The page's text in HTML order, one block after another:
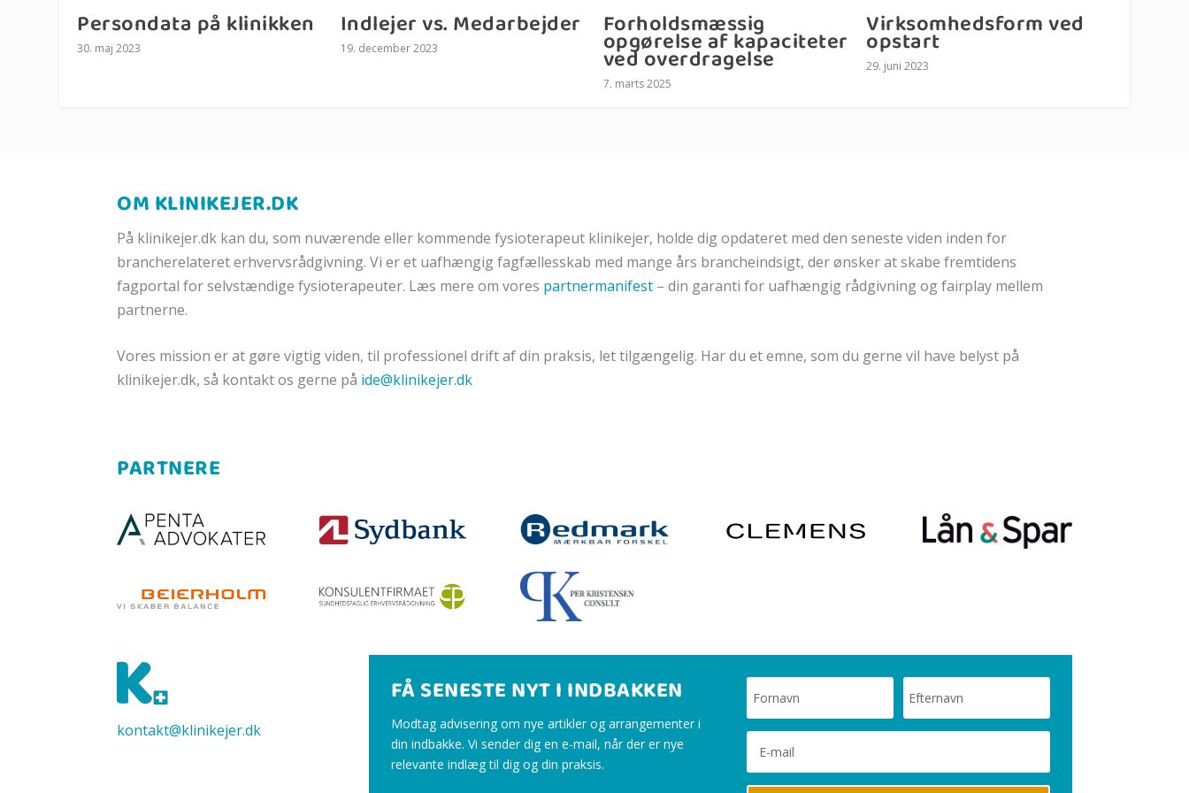
Persondata på klinikken
30. maj 2023
Indlejer vs. Medarbejder
19. december 2023
Forholdsmæssig
opgørelse af kapaciteter
ved overdragelse
7. marts 2025
Virksomhedsform ved
opstart
29. juni 2023
OM KLINIKEJER.DK
På klinikejer.dk kan du, som nuværende eller kommende fysioterapeut klinikejer, holde dig opdateret med den seneste viden inden for
brancherelateret erhvervsrådgivning. Vi er et uafhængig fagfællesskab med mange års brancheindsigt, der ønsker at skabe fremtidens
fagportal for selvstændige fysioterapeuter. Læs mere om vores partnermanifest – din garanti for uafhængig rådgivning og fairplay mellem
partnerne.
Vores mission er at gøre vigtig viden, til professionel drift af din praksis, let tilgængelig. Har du et emne, som du gerne vil have belyst på
klinikejer.dk, så kontakt os gerne på ide@klinikejer.dk
PARTNERE
kontakt@klinikejer.dk
FÅ SENESTE NYT I INDBAKKEN
Modtag advisering om nye artikler og arrangementer i
din indbakke. Vi sender dig en e-mail, når der er nye
relevante indlæg til dig og din praksis.